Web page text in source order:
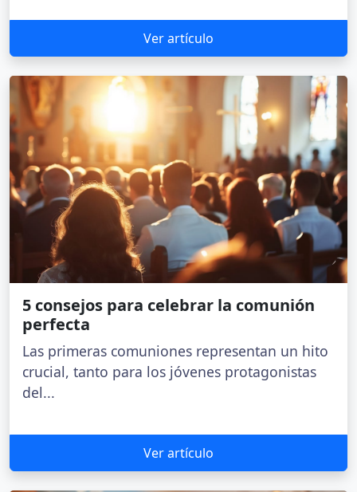
Ver artículo
5 consejos para celebrar la comunión
perfecta
Las primeras comuniones representan un hito
crucial, tanto para los jóvenes protagonistas
del...
Ver artículo